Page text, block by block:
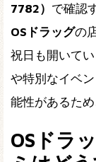
7782） で確認
OSドラッグの
祝日も開いて
や特別なイベ
能性があるた
OSドラ